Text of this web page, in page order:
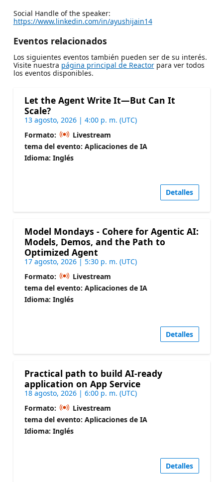
Social Handle of the speaker:
https://www.linkedin.com/in/ayushijain14
Eventos relacionados
Los siguientes eventos también pueden ser de su interés.
Visite nuestra página principal de Reactorpara ver todos
los eventos disponibles.
Let the Agent Write It—But Can It
Scale?
13 agosto, 2026 | 4:00 p. m. (UTC)
Formato:
Livestream
tema del evento: Aplicaciones de IA
Idioma: Inglés
Detalles
Model Mondays - Cohere for Agentic AI:
Models, Demos, and the Path to
Optimized Agent
17 agosto, 2026 | 5:30 p. m. (UTC)
Formato:
Livestream
tema del evento: Aplicaciones de IA
Idioma: Inglés
Detalles
Practical path to build AI-ready
application on App Service
18 agosto, 2026 | 6:00 p. m. (UTC)
Formato:
Livestream
tema del evento: Aplicaciones de IA
Idioma: Inglés
Detalles